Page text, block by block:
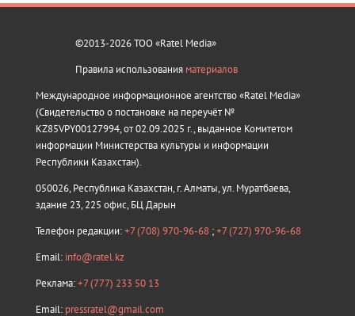
©2013-2026 ТОО «Ratel Media»
Правила использования материалов
Международное информационное агентство «Ratel Media»
(Свидетельство о постановке на переучёт №
KZ85VPY00127994, от 02.09.2025 г., выданное Комитетом
информации Министерства культуры и информации
Республики Казахстан).
050026, Республика Казахстан, г. Алматы, ул. Муратбаева,
здание 23, 225 офис, БЦ Дарын
Телефон редакции:+7 (708) 970-96-68 ;+7 (727) 970-96-68
Email: info@ratel.kz
Реклама:+7 (777) 233 50 13
Email: pressratel@gmail.com